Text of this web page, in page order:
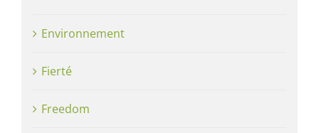
Environnement
Fierté
Freedom